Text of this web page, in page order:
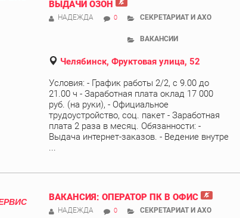
ВЫДАЧИ ОЗОН
НАДЕЖДА 0 СЕКРЕТАРИАТ И АХО
ВАКАНСИИ
Челябинск, Фруктовая улица, 52
Условия: - График работы 2/2, с 9.00 до
21.00 ч - Заработная плата оклад 17 000
руб. (на руки), - Официальное
трудоустройство, соц. пакет - Заработная
плата 2 раза в месяц. Обязанности: -
Выдача интернет-заказов. - Ведение внутре
...
ВАКАНСИЯ: ОПЕРАТОР ПК В ОФИС
НАДЕЖДА 0 СЕКРЕТАРИАТ И АХО